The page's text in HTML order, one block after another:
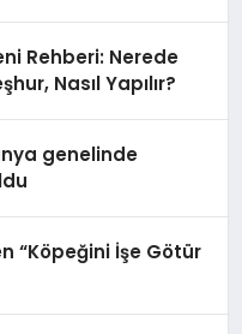
Rehberi: Nerede
Nasıl Yapılır?
genelinde
“Köpeğini İşe Götür